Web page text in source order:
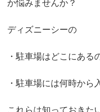
か悩みませんか？
ディズニーシーの
・駐車場はどこにある
・駐車場には何時から
これらは知っておきた